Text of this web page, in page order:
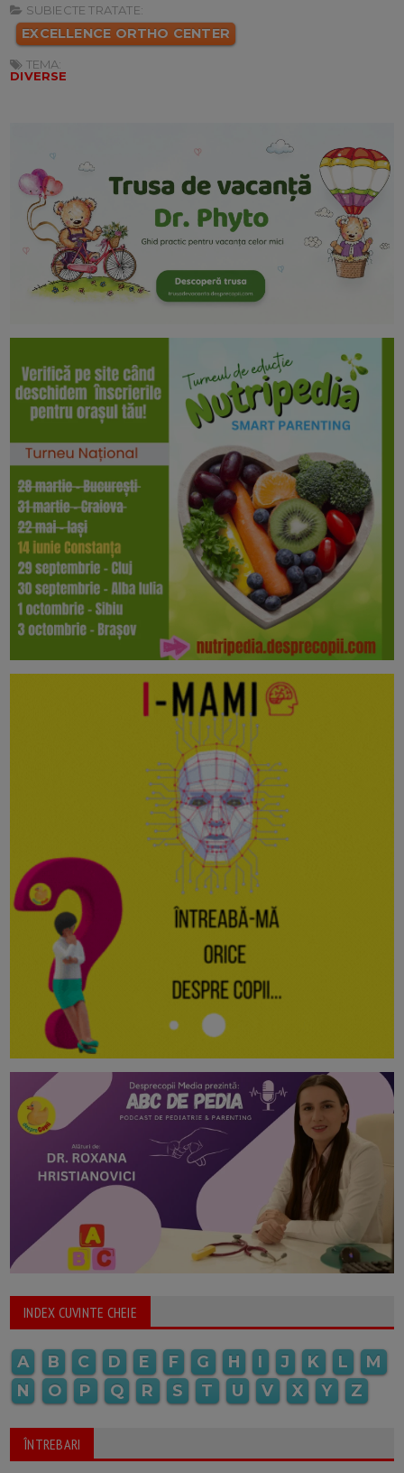
SUBIECTE TRATATE:
EXCELLENCE ORTHO CENTER
TEMA:
DIVERSE
INDEX CUVINTE CHEIE
A B C D E F G H I J K L
M
N
O P Q R S T U V X Y Z
ÎNTREBARI